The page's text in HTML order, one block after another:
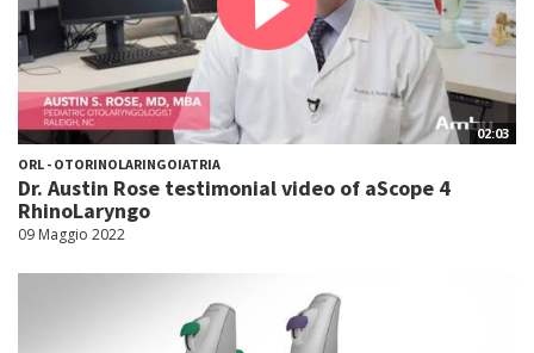
02:03
ORL - OTORINOLARINGOIATRIA
Dr. Austin Rose testimonial video of aScope 4
RhinoLaryngo
09 Maggio 2022